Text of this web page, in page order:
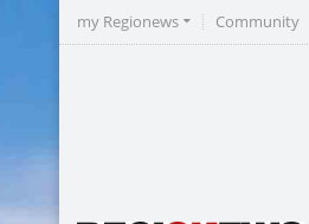
my Regionews Community